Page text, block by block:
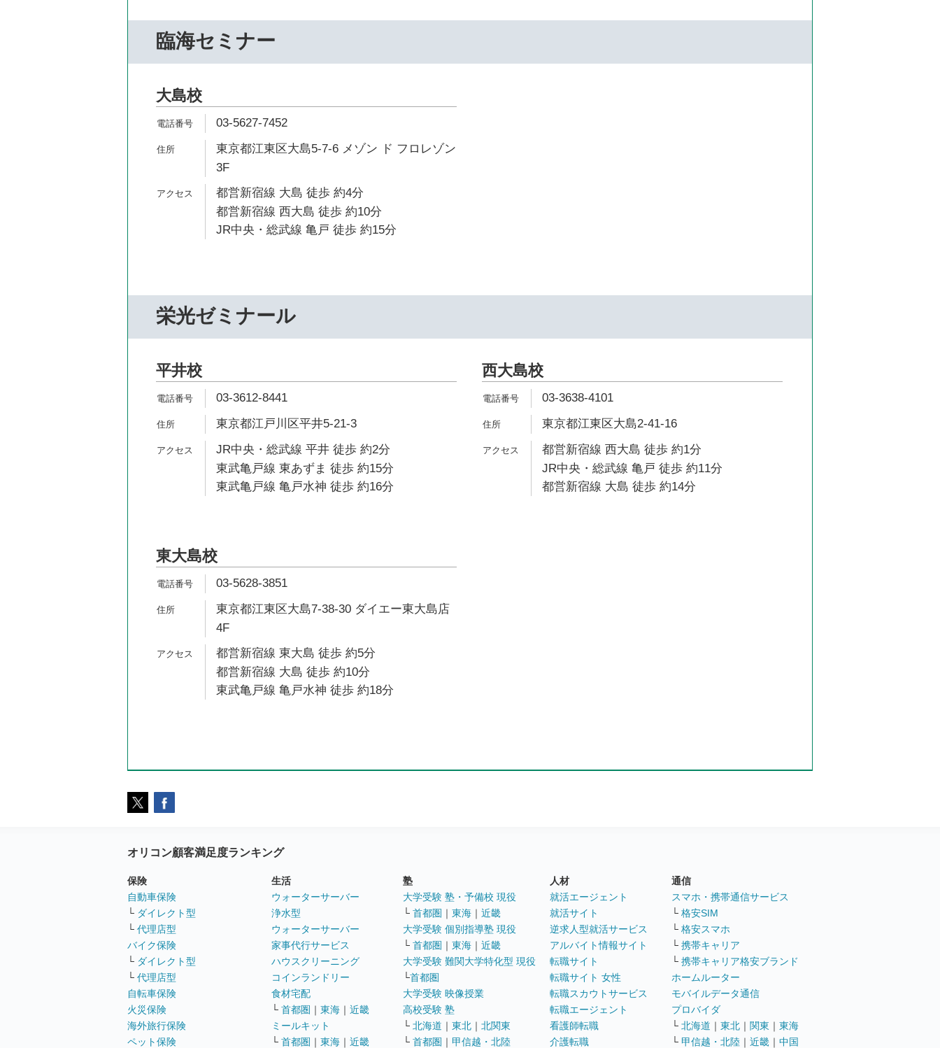
臨海セミナー
大島校
03-5627-7452
東京都江東区大島5-7-6 メゾン ド フロレゾン
3F
都営新宿線 大島 徒歩 約4分
都営新宿線 西大島 徒歩 約10分
JR中央・総武線 亀戸 徒歩 約15分
栄光ゼミナール
平井校
03-3612-8441
東京都江戸川区平井5-21-3
JR中央・総武線 平井 徒歩 約2分
東武亀戸線 東あずま 徒歩 約15分
東武亀戸線 亀戸水神 徒歩 約16分
西大島校
03-3638-4101
東京都江東区大島2-41-16
都営新宿線 西大島 徒歩 約1分
JR中央・総武線 亀戸 徒歩 約11分
都営新宿線 大島 徒歩 約14分
東大島校
03-5628-3851
東京都江東区大島7-38-30 ダイエー東大島店
4F
都営新宿線 東大島 徒歩 約5分
都営新宿線 大島 徒歩 約10分
東武亀戸線 亀戸水神 徒歩 約18分
オリコン顧客満足度ランキング
保険
自動車保険
└ ダイレクト型
└ 代理店型
バイク保険
└ ダイレクト型
└ 代理店型
自転車保険
火災保険
海外旅行保険
ペット保険
生活
ウォーターサーバー
浄水型
ウォーターサーバー
家事代行サービス
ハウスクリーニング
コインランドリー
食材宅配
└ 首都圏 ｜ 東海 ｜ 近畿
ミールキット
└ 首都圏 ｜ 東海 ｜ 近畿
塾
大学受験 塾・予備校 現役
└ 首都圏 ｜ 東海 ｜ 近畿
大学受験 個別指導塾 現役
└ 首都圏 ｜ 東海 ｜ 近畿
大学受験 難関大学特化型 現役
└首都圏
大学受験 映像授業
高校受験 塾
└ 北海道 ｜ 東北 ｜ 北関東
└ 首都圏 ｜ 甲信越・北陸
人材
就活エージェント
就活サイト
逆求人型就活サービス
アルバイト情報サイト
転職サイト
転職サイト 女性
転職スカウトサービス
転職エージェント
看護師転職
介護転職
通信
スマホ・携帯通信サービス
└ 格安SIM
└ 格安スマホ
└ 携帯キャリア
└ 携帯キャリア格安ブランド
ホームルーター
モバイルデータ通信
プロバイダ
└ 北海道 ｜ 東北 ｜ 関東 ｜ 東海
└ 甲信越・北陸 ｜ 近畿 ｜ 中国